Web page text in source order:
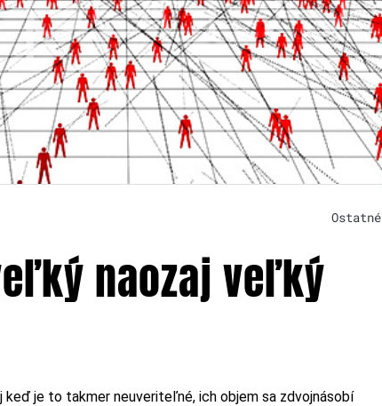
Ostatné
naozaj veľký
je to takmer neuveriteľné, ich objem sa zdvojnásobí